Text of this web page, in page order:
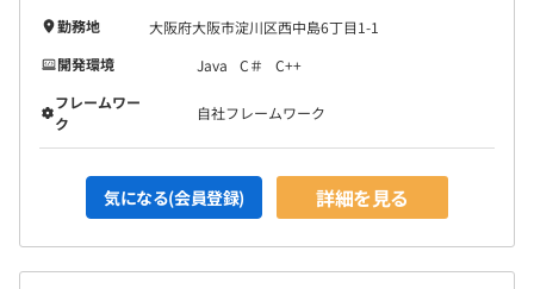
勤務地
大阪府大阪市淀川区西中島6丁目1-1
開発環境
Java C＃
C++
フレームワー
ク
自社フレームワーク
気になる(会員登録) 詳細を見る